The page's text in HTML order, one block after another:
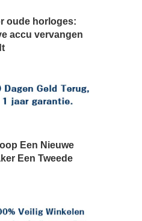
oude horloges:
accu vervangen
Een Nieuwe
Een Tweede